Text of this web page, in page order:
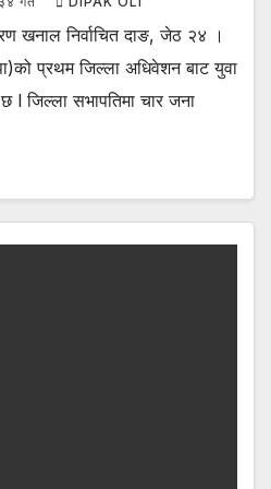
खनाल निर्वाचित दाङ, जेठ २४ ।
प्रथम जिल्ला अधिवेशन बाट युवा
l जिल्ला सभापतिमा चार जना